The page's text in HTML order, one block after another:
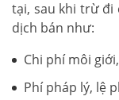
tại, sau khi trừ đi
dịch bán như:
Chi phí môi
Phí pháp lý, lệ